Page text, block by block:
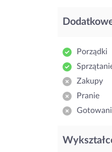
Porządki
Zakupy
Pranie